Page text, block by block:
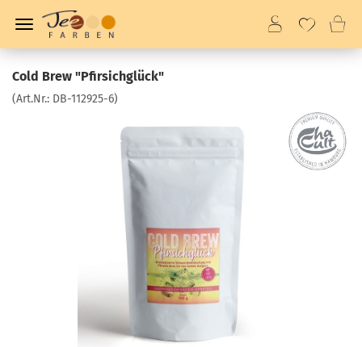
Cold Brew "Pfirsichglück"
(Art.Nr.: DB-112925-6)